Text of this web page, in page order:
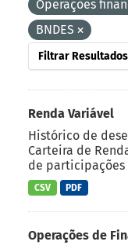
Operações
BNDES
Filtrar Resultados
Renda Variável
Histórico de
Carteira de
de participações
CSV PDF
Operações de